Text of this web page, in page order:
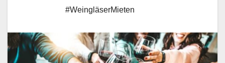
#WeingläserMieten